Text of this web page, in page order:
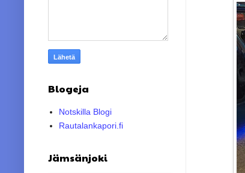
Blogeja
Notskilla Blogi
Rautalankapori.fi
Jämsänjoki